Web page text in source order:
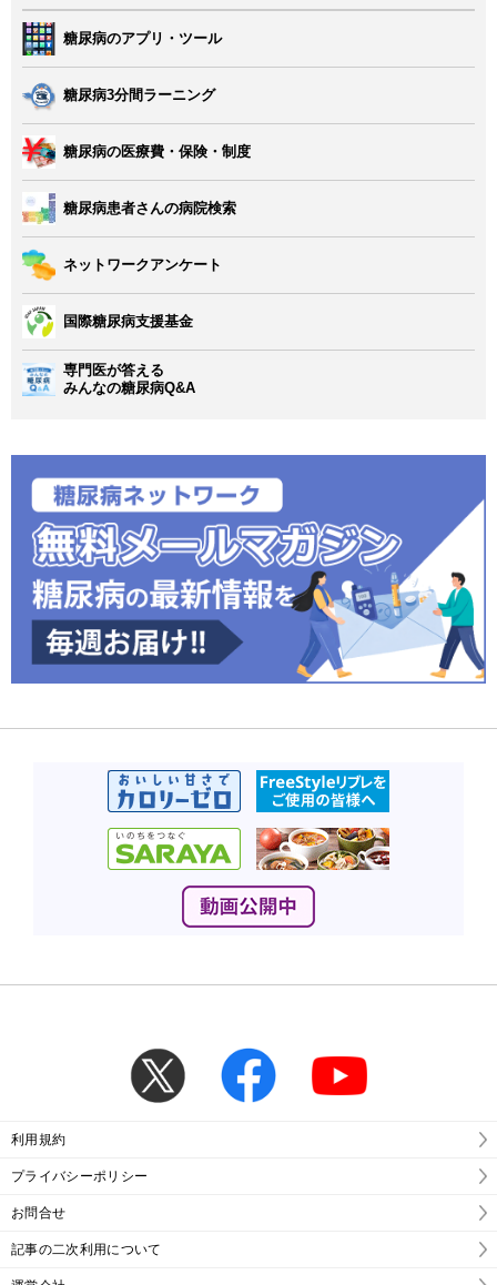
糖尿病のアプリ・ツール
糖尿病3分間ラーニング
糖尿病の医療費・保険・制度
糖尿病患者さんの病院検索
ネットワークアンケート
国際糖尿病支援基金
専門医が答える
みんなの糖尿病Q&A
利用規約
プライバシーポリシー
お問合せ
記事の二次利用について